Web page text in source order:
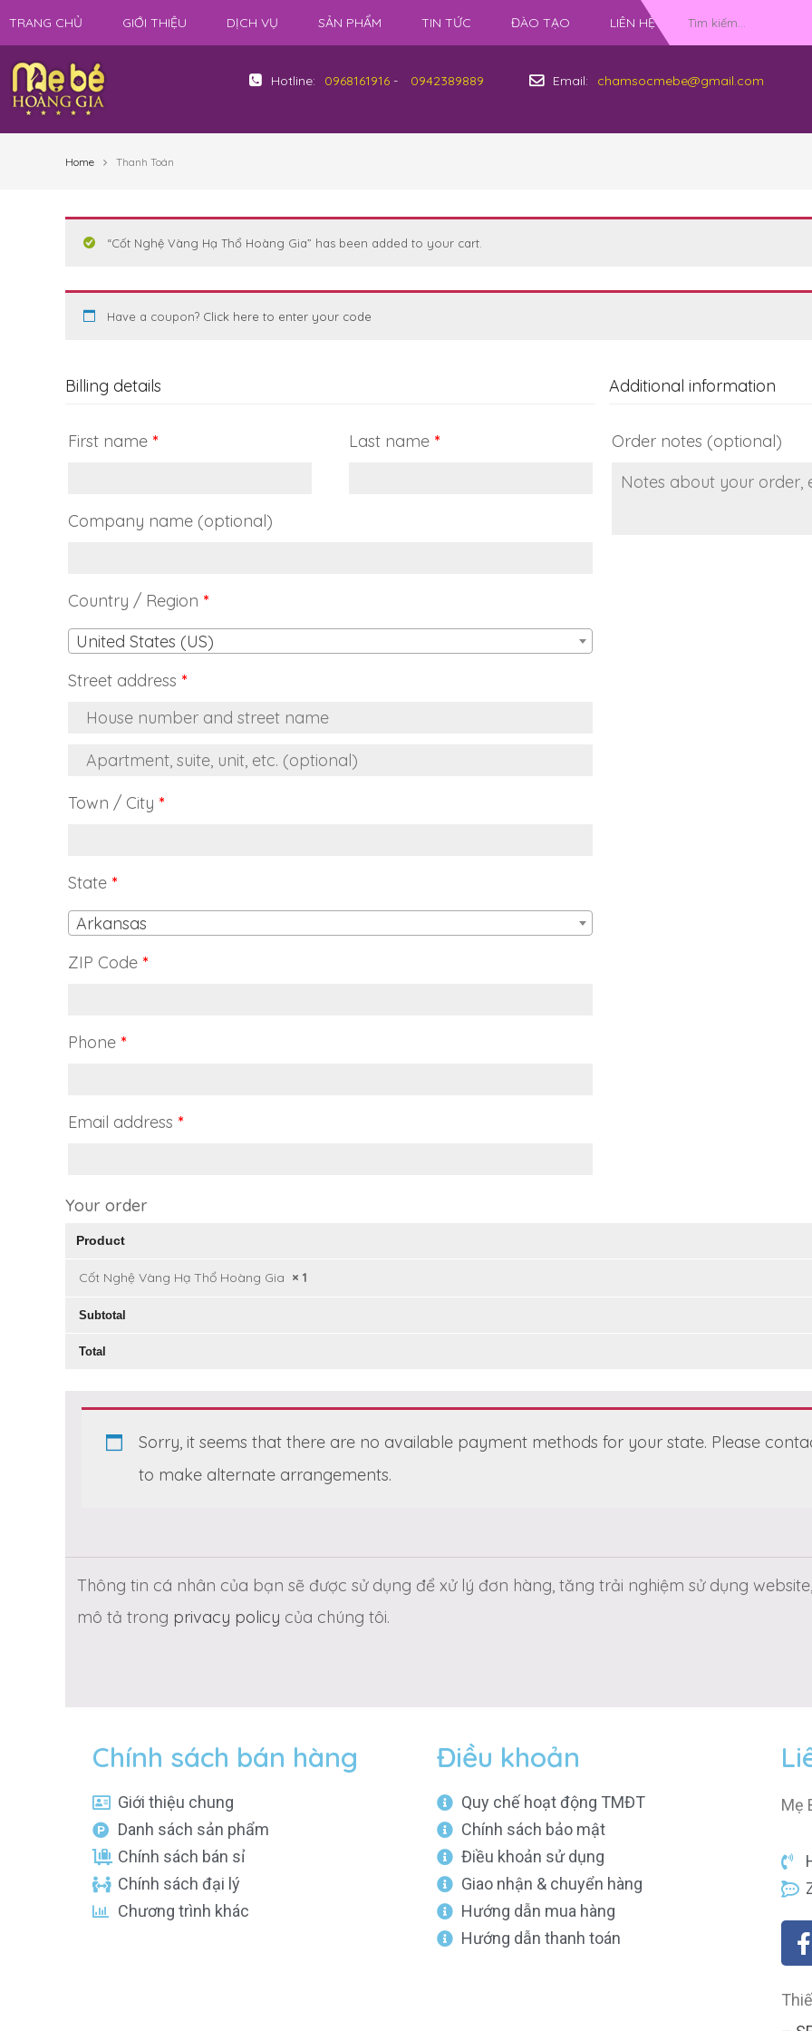
TRANG CHỦ GIỚI THIỆU DỊCH VỤ SẢN PHẨM TIN TỨC ĐÀO TẠO LIÊN HỆ
Hotline: 0968161916- 0942389889 Email: chamsocmebe@gmail.com
Home Thanh Toán
“Cốt Nghệ Vàng Hạ Thổ Hoàng Gia” has been added to your cart.
Have a coupon? Click here to enter your code
Billing details
First name * Last name *
Company name (optional)
Country / Region *
United States (US)
Street address *
Town / City *
State *
Arkansas
ZIP Code *
Phone *
Email address *
Additional information
Order notes (optional)
Your order
Product
Cốt Nghệ Vàng Hạ Thổ Hoàng Gia × 1
Subtotal
Total
Sorry, it seems that there are no available payment methods for your state. Please
to make alternate arrangements.
Thông tin cá nhân của bạn sẽ được sử dụng để xử lý đơn hàng, tăng trải nghiệm sử dụng
mô tả trong privacy policy của chúng tôi.
Chính sách bán hàng
Giới thiệu chung
Danh sách sản phẩm
Chính sách bán sỉ
Chính sách đại lý
Chương trình khác
Điều khoản
Quy chế hoạt động TMĐT
Chính sách bảo mật
Điều khoản sử dụng
Giao nhận & chuyển hàng
Hướng dẫn mua hàng
Hướng dẫn thanh toán
Mẹ